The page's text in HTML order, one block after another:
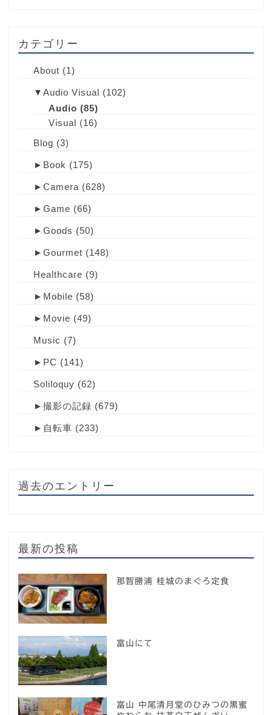
カテゴリー
About (1)
▼ Audio Visual (102)
Audio (85)
Visual (16)
Blog (3)
► Book (175)
► Camera (628)
► Game (66)
► Goods (50)
► Gourmet (148)
Healthcare (9)
► Mobile (58)
► Movie (49)
Music (7)
► PC (141)
Soliloquy (62)
► 撮影の記録 (679)
► 自転車 (233)
過去のエントリー
最新の投稿
那智勝浦 桂城のまぐろ定食
富山にて
富山 中尾清月堂のひみつの黒蜜